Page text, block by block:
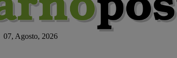
07, Agosto, 2026